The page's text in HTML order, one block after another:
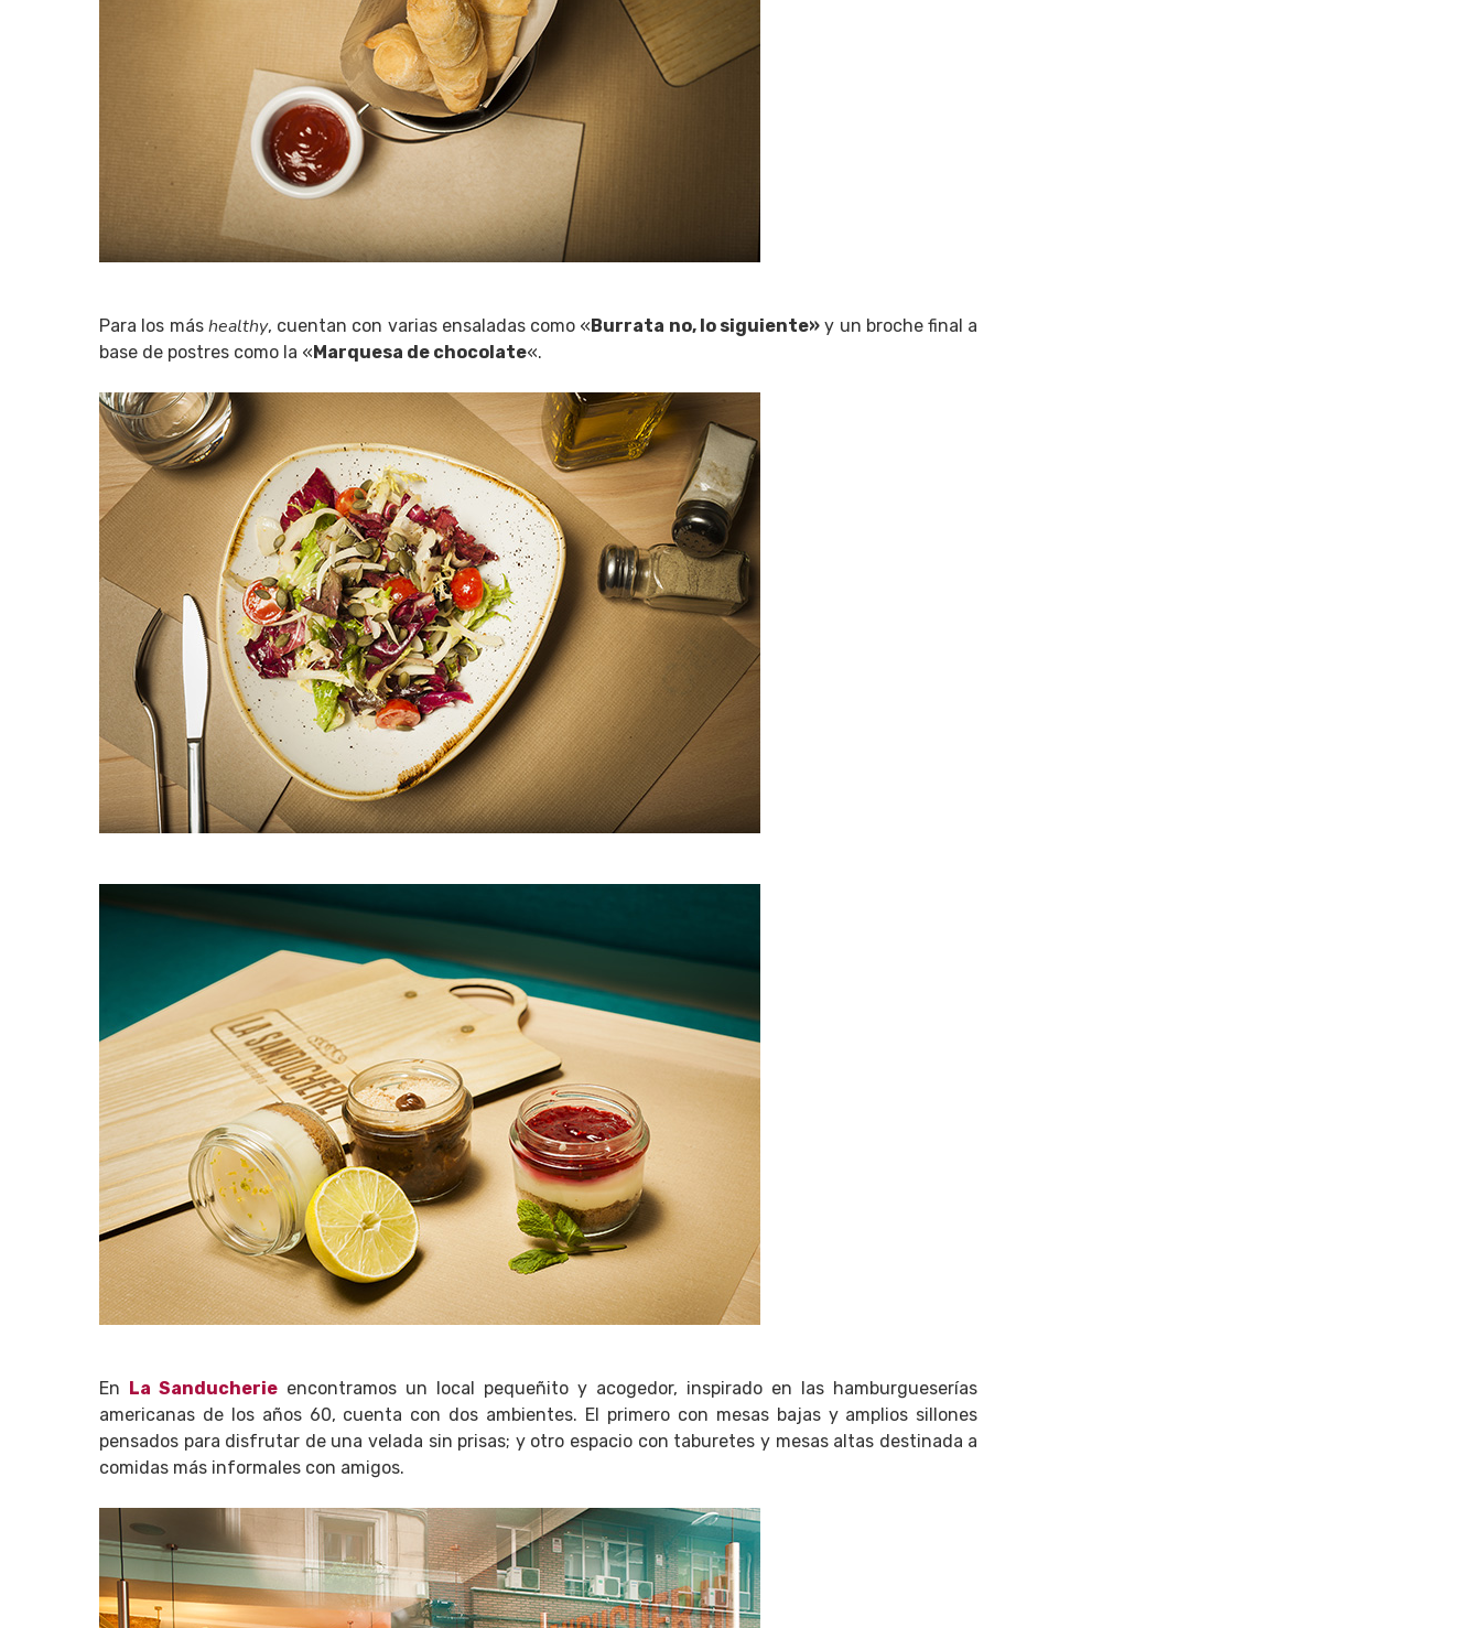
Para los más healthy, cuentan con varias ensaladas como «Burrata no, lo siguiente» y un broche final a
base de postres como la «Marquesa de chocolate«.
En La Sanducherie encontramos un local pequeñito y acogedor, inspirado en las hamburgueserías
americanas de los años 60, cuenta con dos ambientes. El primero con mesas bajas y amplios sillones
pensados para disfrutar de una velada sin prisas; y otro espacio con taburetes y mesas altas destinada a
comidas más informales con amigos.